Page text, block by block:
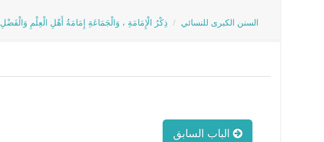
السنن الكبرى للنسائي ذِكْرُ الْإِمَامَةِ ، وَالْجَمَاعَةِ إِمَامَةُ أَهْلِ الْعِلْمِ وَالْفَضْلِ
الباب السابق